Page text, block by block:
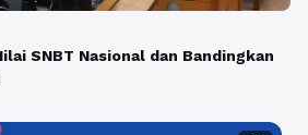
SNBT Nasional dan Bandingkan